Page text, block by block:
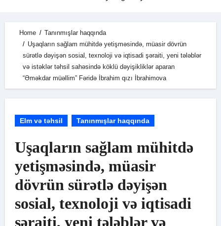
Home
Tanınmışlar haqqında
Uşaqların sağlam mühitdə yetişməsində, müasir dövrün
sürətlə dəyişən sosial, texnoloji və iqtisadi şəraiti, yeni tələblər
və istəklər təhsil sahəsində köklü dəyişikliklər aparan
“Əməkdar müəllim” Fəridə İbrahim qızı İbrahimova
Elm və təhsil Tanınmışlar haqqında
Uşaqların sağlam mühitdə
yetişməsində, müasir
dövrün sürətlə dəyişən
sosial, texnoloji və iqtisadi
şəraiti, yeni tələblər və